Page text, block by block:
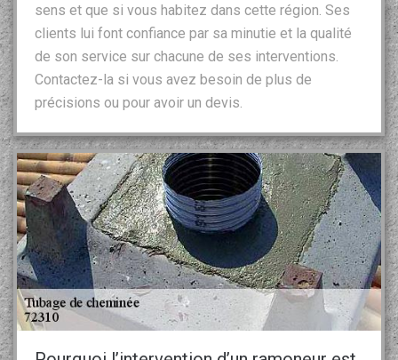
sens et que si vous habitez dans cette région. Ses
clients lui font confiance par sa minutie et la qualité
de son service sur chacune de ses interventions.
Contactez-la si vous avez besoin de plus de
précisions ou pour avoir un devis.